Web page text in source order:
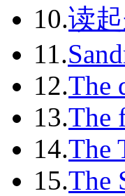
10.读
11.
12.The
13.The
14.The
15.The